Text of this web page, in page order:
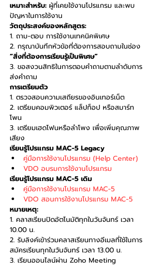
เหมาะสำหรับ: ผู้ที่เคยใช้งานโปรแกรม และพบ
ปัญหาในการใช้งาน
วัตถุประสงค์ของหลักสูตร:
1. ถาม-ตอบ การใช้งานเทคนิคพิเศษ
2. กรุณาบันทึกหัวข้อที่ต้องการสอบถามในช่อง
“สิ่งที่ต้องการเรียนรู้เป็นพิเศษ”
3. ขอสงวนสิทธิในการตอบคำถามตามลำดับการ
ส่งคำถาม
การเตรียมตัว
1. ตรวจสอบความเสถียรของอินเทอร์เน็ต
2. เตรียมคอมพิวเตอร์ แล็ปท็อป หรือสมาร์ท
โพน
3. เตรียมเฮดโฟนหรือลำโพง เพื่อเพิ่มคุณภาพ
เสียง
เรียนรู้โปรแกรม MAC-5 Legacy
คู่มือการใช้งานโปรแกรม (Help Center)
VDO อบรมการใช้งานโปรแกรม
เรียนรู้โปรแกรม MAC-5 เดิม
คู่มือการใช้งานโปรแกรม MAC-5
VDO สอนการใช้งานโปรแกรม MAC-5
หมายเหตุ:
1. คลาสเรียนปิดอัตโนมัติทุกในวันจันทร์ เวลา
10.00 น.
2. รับลิงค์เข้าร่วมคลาสเรียนทางอีเมลที่ใช้ในการ
สมัครเรียนทุกในวันจันทร์ เวลา 13.00 น.
3. เรียนออนไลน์ผ่าน Zoho Meeting